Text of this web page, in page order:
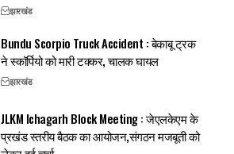
झारखंड
Bundu Scorpio Truck Accident : बेकाबू ट्रक
ने स्कॉर्पियो को मारी टक्कर, चालक घायल
झारखंड
JLKM Ichagarh Block Meeting : जेएलकेएम के
प्रखंड स्तरीय बैठक का आयोजन,संगठन मजबूती को